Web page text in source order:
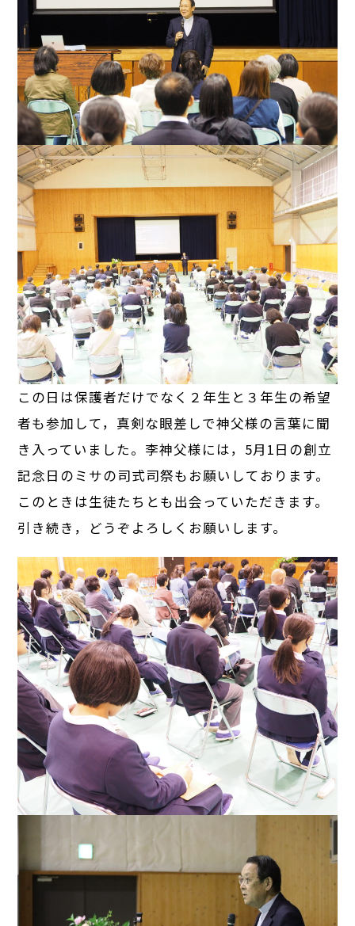
この日は保護者だけでなく２年生と３年生の希望
者も参加して，真剣な眼差しで神父様の言葉に聞
き入っていました。李神父様には，5月1日の創立
記念日のミサの司式司祭もお願いしております。
このときは生徒たちとも出会っていただきます。
引き続き，どうぞよろしくお願いします。